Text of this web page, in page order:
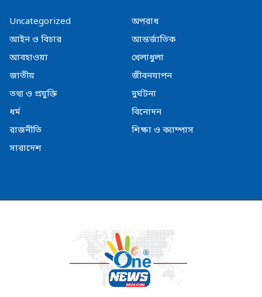
Uncategorized
অপরাধ
আইন ও বিচার
আন্তর্জাতিক
আবহাওয়া
খেলাধুলা
জাতীয়
জীবনযাপন
তথ্য ও প্রযুক্তি
দুর্ঘটনা
ধর্ম
বিনোদন
রাজনীতি
শিক্ষা ও ক্যাম্পাস
সারাদেশ